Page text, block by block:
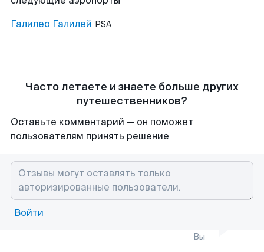
Галилео Галилей PSA
Часто летаете и знаете больше других
путешественников?
Оставьте комментарий — он поможет
пользователям принять решение
Войти
Вы